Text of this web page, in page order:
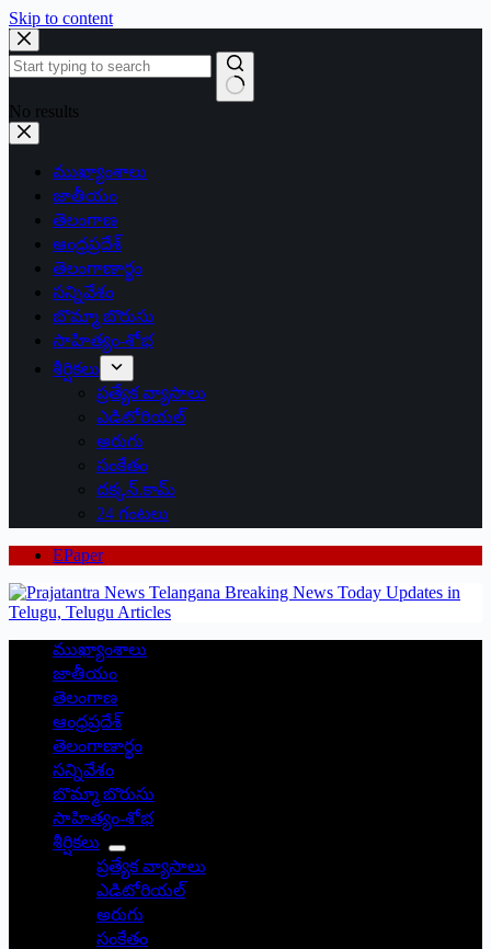
Skip to content
No results
ముఖ్యాంశాలు
జాతీయం
తెలంగాణ
ఆంధ్రప్రదేశ్
తెలంగాణార్థం
సన్నివేశం
బొమ్మా బొరుసు
సాహిత్యం-శోభ
శీర్షికలు
ప్రత్యేక వ్యాసాలు
ఎడిటోరియల్
అరుగు
సంకేతం
దక్కన్.కామ్
24 గంటలు
EPaper
ముఖ్యాంశాలు
జాతీయం
తెలంగాణ
ఆంధ్రప్రదేశ్
తెలంగాణార్థం
సన్నివేశం
బొమ్మా బొరుసు
సాహిత్యం-శోభ
శీర్షికలు
ప్రత్యేక వ్యాసాలు
ఎడిటోరియల్
అరుగు
సంకేతం